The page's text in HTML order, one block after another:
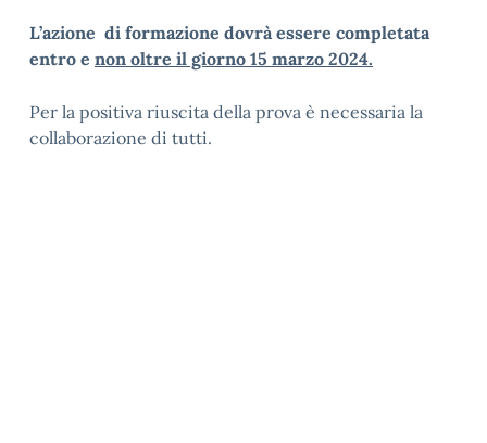
L’azione di formazione dovrà essere completata
entro e non oltre il giorno 15 marzo 2024.
Per la positiva riuscita della prova è necessaria la
collaborazione di tutti.